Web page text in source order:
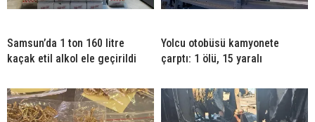
Samsun’da 1 ton 160 litre
kaçak etil alkol ele geçirildi
Yolcu otobüsü kamyonete
çarptı: 1 ölü, 15 yaralı